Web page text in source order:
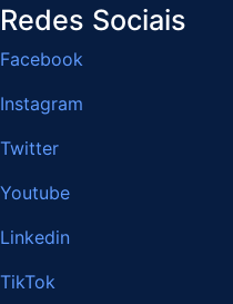
Redes Sociais
Facebook
Instagram
Twitter
Youtube
Linkedin
TikTok